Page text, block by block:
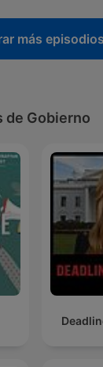
más episodios
de Gobierno